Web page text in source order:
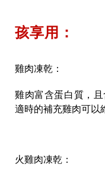
孩享用：
雞肉凍乾：
雞肉富含蛋白質，
適時的補充雞肉可以
火雞肉凍乾：